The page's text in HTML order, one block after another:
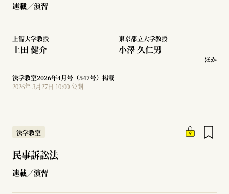
連載／演習
上智大学教授
上田 健介
東京都立大学教授
小澤 久仁男
ほか
法学教室2026年4月号（547号）掲載
2026年 3月27日 10:00 公開
法学教室
民事訴訟法
連載／演習